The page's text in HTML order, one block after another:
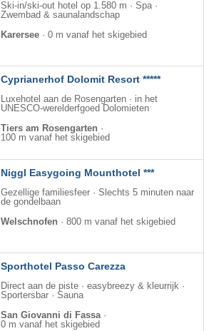
Ski-in/ski-out hotel op 1.580 m · Spa ·
Zwembad & saunalandschap
Karersee · 0 m vanaf het skigebied
Cyprianerhof Dolomit Resort *****
Luxehotel aan de Rosengarten · in het
UNESCO-werelderfgoed Dolomieten
Tiers am Rosengarten ·
100 m vanaf het skigebied
Niggl Easygoing Mounthotel ***
Gezellige familiesfeer · Slechts 5 minuten naar
de gondelbaan
Welschnofen · 800 m vanaf het skigebied
Sporthotel Passo Carezza
Direct aan de piste · easybreezy & kleurrijk ·
Sportersbar · Sauna
San Giovanni di Fassa·
0 m vanaf het skigebied